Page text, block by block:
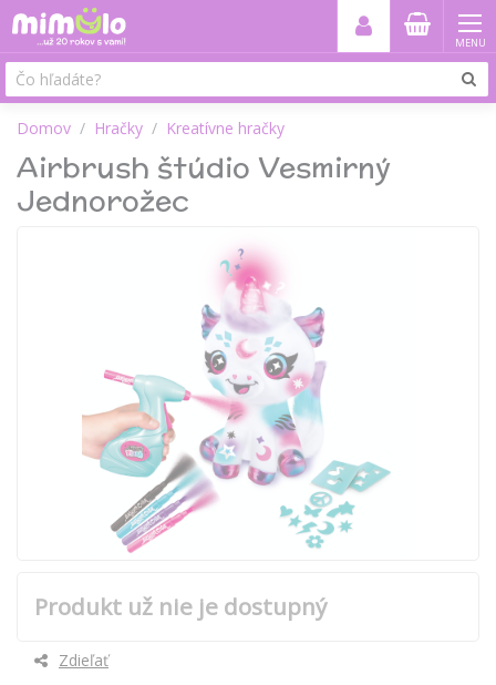
MENU
Domov Hračky Kreatívne hračky
Airbrush štúdio Vesmirný
Jednorožec
Produkt už nie je dostupný
Zdieľať